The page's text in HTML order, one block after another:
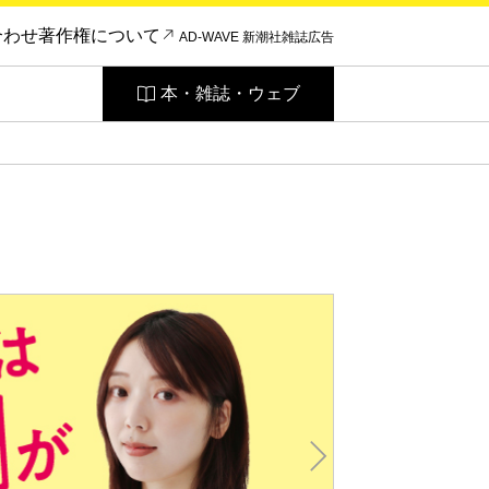
せ著作権について AD-WAVE 新潮社雑誌広告
本・雑誌・ウェブ